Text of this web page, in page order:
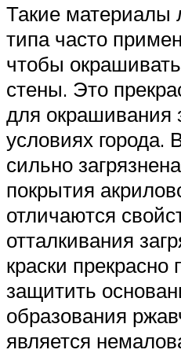
Такие материалы
типа часто
чтобы
стены. Это
для окрашивания
условиях города.
сильно
покрытия
отличаются
отталкивания
краски прекрасно
защитить
образования
является